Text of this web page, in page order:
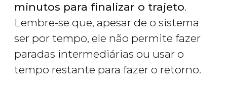
minutos para finalizar o trajeto.
Lembre-se que, apesar de o sistema
ser por tempo, ele não permite fazer
paradas intermediárias ou usar o
tempo restante para fazer o retorno.